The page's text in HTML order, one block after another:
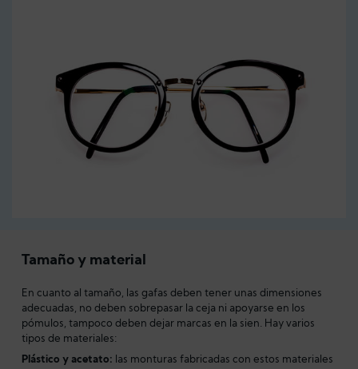
Tamaño y material
En cuanto al tamaño, las gafas deben tener unas dimensiones
adecuadas, no deben sobrepasar la ceja ni apoyarse en los
pómulos, tampoco deben dejar marcas en la sien. Hay varios
tipos de materiales:
Plástico y acetato: las monturas fabricadas con estos materiales